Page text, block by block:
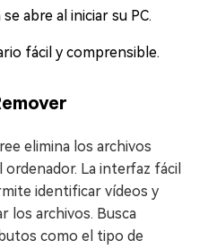
abre al iniciar su PC.
fácil y comprensible.
elimina los archivos
La interfaz fácil
identificar vídeos y
los archivos. Busca
como el tipo de